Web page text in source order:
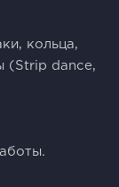
кольца,
(Strip dance,